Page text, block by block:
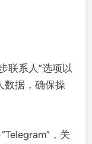
联系人”选项以
数据，确保操
，关